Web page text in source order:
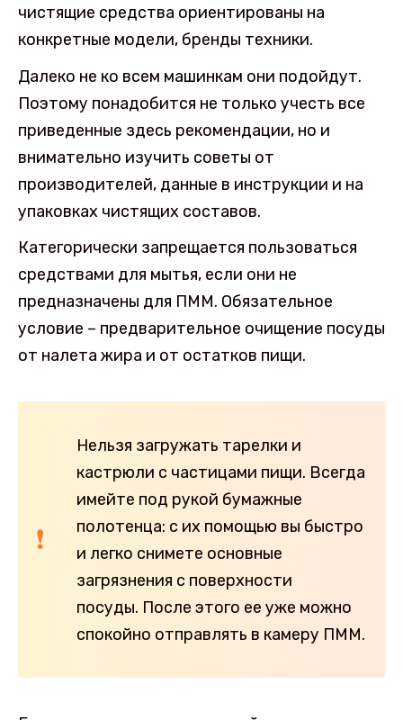
чистящие средства ориентированы на
конкретные модели, бренды техники.
Далеко не ко всем машинкам они подойдут.
Поэтому понадобится не только учесть все
приведенные здесь рекомендации, но и
внимательно изучить советы от
производителей, данные в инструкции и на
упаковках чистящих составов.
Категорически запрещается пользоваться
средствами для мытья, если они не
предназначены для ПММ. Обязательное
условие – предварительное очищение посуды
от налета жира и от остатков пищи.
Нельзя загружать тарелки и
кастрюли с частицами пищи. Всегда
имейте под рукой бумажные
полотенца: с их помощью вы быстро
и легко снимете основные
загрязнения с поверхности
посуды. После этого ее уже можно
спокойно отправлять в камеру ПММ.